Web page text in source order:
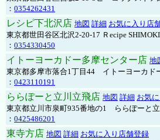
： 0354262431
レシピ下北沢店 地図 詳細 お気に入り店
東京都世田谷区北沢2-20-17 Ｒecipe
： 0354330450
イトーヨーカドー多摩センター店 地
東京都多摩市落合1丁目44 イトーヨーカド
： 0423110191
ららぽーと立川立飛店 地図 詳細 お気
東京都立川市泉町935番地の1 ららぽーと
： 0425486201
東寺方店 地図 詳細 お気に入り店舗登録